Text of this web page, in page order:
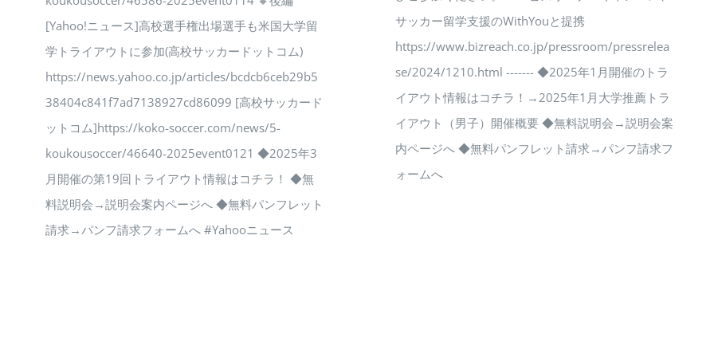
[Yahoo!ニュース]高校選手権出場選手も米国大学留
学トライアウトに参加(高校サッカードットコム)
https://news.yahoo.co.jp/articles/bcdcb6ceb29b5
38404c841f7ad7138927cd86099 [高校サッカード
ットコム]https://koko-soccer.com/news/5-
koukousoccer/46640-2025event0121 ◆2025年3
月開催の第19回トライアウト情報はコチラ！ ◆無
料説明会→説明会案内ページへ ◆無料パンフレット
請求→パンフ請求フォームへ #Yahooニュース
サッカー留学支援のWithYouと提携
https://www.bizreach.co.jp/pressroom/pressrelea
se/2024/1210.html ------- ◆2025年1月開催のトラ
イアウト情報はコチラ！→2025年1月大学推薦トラ
イアウト（男子）開催概要 ◆無料説明会→説明会案
内ページへ ◆無料パンフレット請求→パンフ請求フ
ォームへ